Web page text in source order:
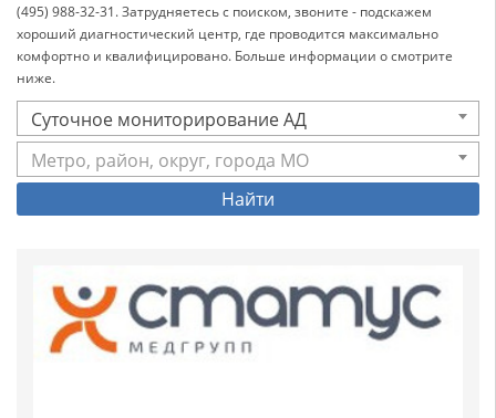
(495) 988-32-31. Затрудняетесь с поиском, звоните - подскажем
хороший диагностический центр, где проводится максимально
комфортно и квалифицировано. Больше информации о смотрите
ниже.
Суточное мониторирование АД
Метро, район, округ, города МО
Найти